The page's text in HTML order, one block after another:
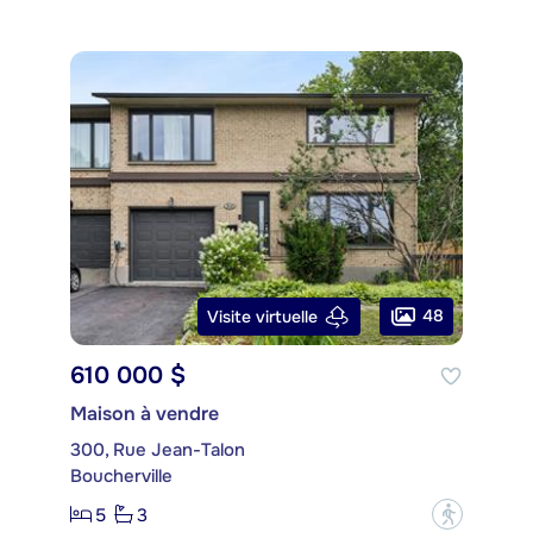
Visite virtuelle 48
610 000 $
Maison à vendre
300, Rue Jean-Talon
Boucherville
5
3 ?